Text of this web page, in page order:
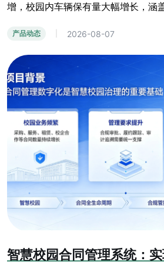
增，校园内车辆保有量大幅增长，涵
产品动态 2026-08-07